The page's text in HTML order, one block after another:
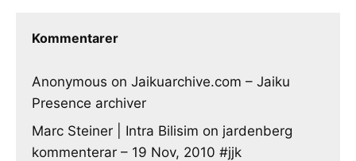
Kommentarer
Anonymous on Jaikuarchive.com – Jaiku
Presence archiver
Marc Steiner | Intra Bilisim on jardenberg
kommenterar – 19 Nov, 2010 #jjk